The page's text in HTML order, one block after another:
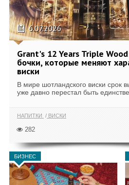
6.07.2026
Grant's 12 Years Triple
бочки, которые меняют
виски
В мире шотландского виски срок
уже давно перестал быть
НАПИТКИ ВИСКИ
282
БИЗНЕС